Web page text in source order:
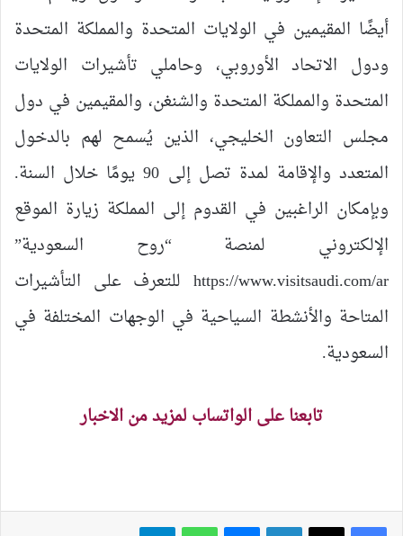
أيضًا المقيمين في الولايات المتحدة والمملكة المتحدة
ودول الاتحاد الأوروبي، وحاملي تأشيرات الولايات
المتحدة والمملكة المتحدة والشنغن، والمقيمين في دول
مجلس التعاون الخليجي، الذين يُسمح لهم بالدخول
المتعدد والإقامة لمدة تصل إلى 90 يومًا خلال السنة.
وبإمكان الراغبين في القدوم إلى المملكة زيارة الموقع
الإلكتروني لمنصة “روح السعودية”
https://www.visitsaudi.com/ar للتعرف على التأشيرات
المتاحة والأنشطة السياحية في الوجهات المختلفة في
السعودية.
تابعنا على الواتساب لمزيد من الاخبار
لينكدإن ماسنجر واتساب تيلقرام